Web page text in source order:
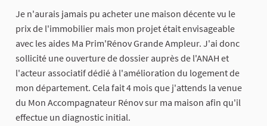
Je n'aurais jamais pu acheter une maison décente vu le
prix de l'immobilier mais mon projet était envisageable
avec les aides Ma Prim'Rénov Grande Ampleur. J'ai donc
sollicité une ouverture de dossier auprès de l'ANAH et
l'acteur associatif dédié à l'amélioration du logement de
mon département. Cela fait 4 mois que j'attends la venue
du Mon Accompagnateur Rénov sur ma maison afin qu'il
effectue un diagnostic initial.